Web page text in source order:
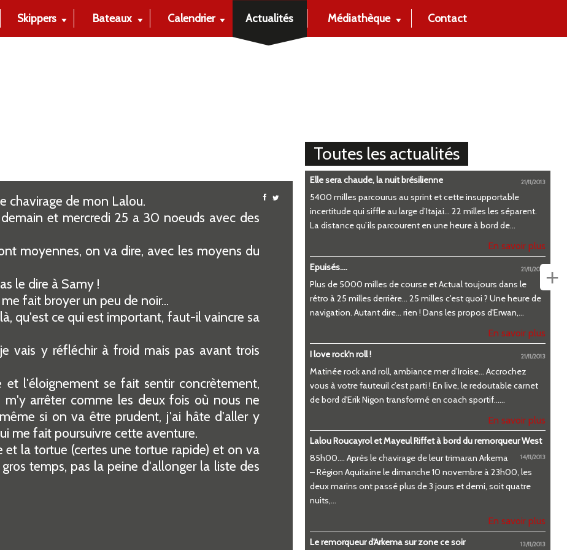
Skippers Bateaux Calendrier Actualités Médiathèque Contact
chavirage de mon Lalou.
et mercredi 25 a 30 noeuds avec des
moyennes, on va dire, avec les moyens du
le dire à Samy !
fait broyer un peu de noir...
qu'est ce qui est important, faut-il vaincre sa
vais y réfléchir à froid mais pas avant trois
l'éloignement se fait sentir concrètement,
m'y arrêter comme les deux fois où nous ne
si on va être prudent, j'ai hâte d'aller y
me fait poursuivre cette aventure.
la tortue (certes une tortue rapide) et on va
temps, pas la peine d'allonger la liste des
Toutes les actualités
Elle sera chaude, la nuit brésilienne 21/11/2013
5400 milles parcourus au sprint et cette insupportable
incertitude qui siffle au large d’Itajai… 22 milles les séparent.
La distance qu’ils parcourent en une heure à bord de...
En savoir plus
Epuisés.... 21/11/2013
Plus de 5000 milles de course et Actual toujours dans le
rétro à 25 milles derrière... 25 milles c'est quoi ? Une heure de
navigation. Autant dire... rien ! Dans les propos d'Erwan,...
En savoir plus
I love rock'n roll ! 21/11/2013
Matinée rock and roll, ambiance mer d’Iroise... Accrochez
vous à votre fauteuil c’est parti ! En live, le redoutable carnet
de bord d'Erik Nigon transformé en coach sportif......
En savoir plus
Lalou Roucayrol et Mayeul Riffet à bord du remorqueur West
14/11/2013
85h00…. Après le chavirage de leur trimaran Arkema
– Région Aquitaine le dimanche 10 novembre à 23h00, les
deux marins ont passé plus de 3 jours et demi, soit quatre
nuits,...
En savoir plus
Le remorqueur d'Arkema sur zone ce soir 13/11/2013
+